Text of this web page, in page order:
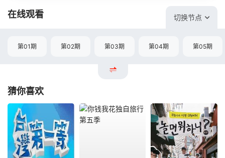
在线观看 切换节点
第01期 第02期 第03期 第04期 第05期
猜你喜欢